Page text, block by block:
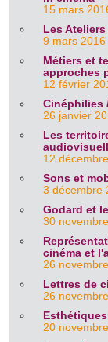
15 mars
Les
9 mars
Métiers et
approches
12 février
Cinéphilies
26 janvier
Les
12
Sons et
3 décembre
Godard et
30
cinéma et
26
Lettres de
26
20